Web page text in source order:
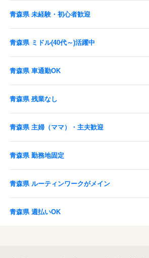
青森県 未経験・初心者歓迎
青森県 ミドル(40代～)活躍中
青森県 車通勤OK
青森県 残業なし
青森県 主婦（ママ）・主夫歓迎
青森県 勤務地固定
青森県 ルーティンワークがメイン
青森県 週払いOK